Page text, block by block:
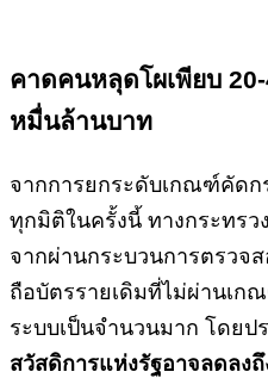
คาดคนหลุดโผเพียบ
หมื่นล้านบาท
จากการยกระดับเกณฑ์คัดก
ทุกมิติในครั้งนี้ ทางกระทร
จากผ่านกระบวนการตรว
ถือบัตรรายเดิมที่ไม่ผ่านเก
ระบบเป็นจำนวนมาก โดยป
สวัสดิการแห่งรัฐอาจลดลงถึ